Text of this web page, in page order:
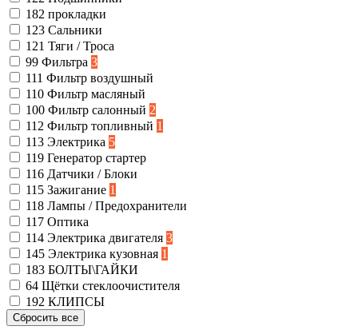
182 прокладки
123 Сальники
121 Тяги / Троса
99 Фильтра 3
111 Фильтр воздушный
110 Фильтр масляный
100 Фильтр салонный 2
112 Фильтр топливный 1
113 Электрика 5
119 Генератор стартер
116 Датчики / Блоки
115 Зажигание 1
118 Лампы / Предохранители
117 Оптика
114 Электрика двигателя 3
145 Электрика кузовная 1
183 БОЛТЫ\ГАЙКИ
64 Щётки стеклоочистителя
192 КЛИПСЫ